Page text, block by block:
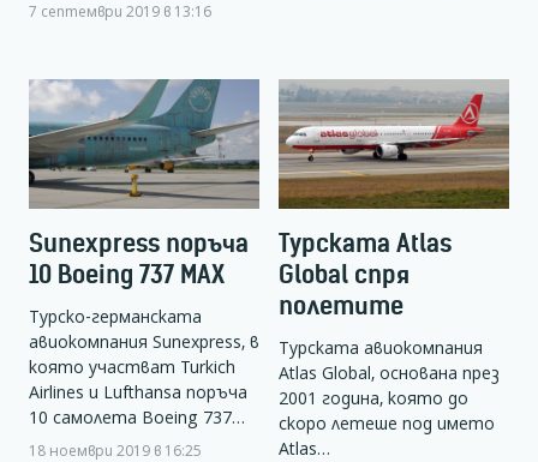
7 септември 2019 в 13:16
Sunexpress поръча
10 Boeing 737 МАХ
Турско-германската
авиокомпания Sunexpress, в
която участват Turkich
Airlines и Lufthansa поръча
10 самолета Boeing 737…
18 ноември 2019 в 16:25
Турската Atlas
Global спря
полетите
Турската авиокомпания
Atlas Global, основана през
2001 година, която до
скоро летеше под името
Atlas…